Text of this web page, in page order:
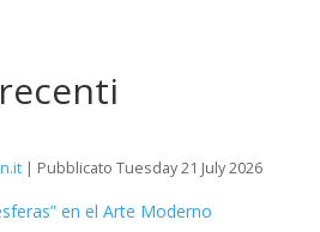
Pubblicato Tuesday 21 July 2026
en el Arte Moderno